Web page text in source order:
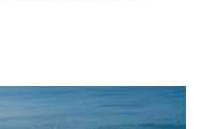
Leuten, die
- oder